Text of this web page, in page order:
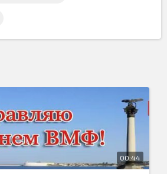
с днём ВМФ, которое
с военно-морским флотом.
открытка
с днём
Вам всего лишь нужно выбрать
больше подходит...
00:44